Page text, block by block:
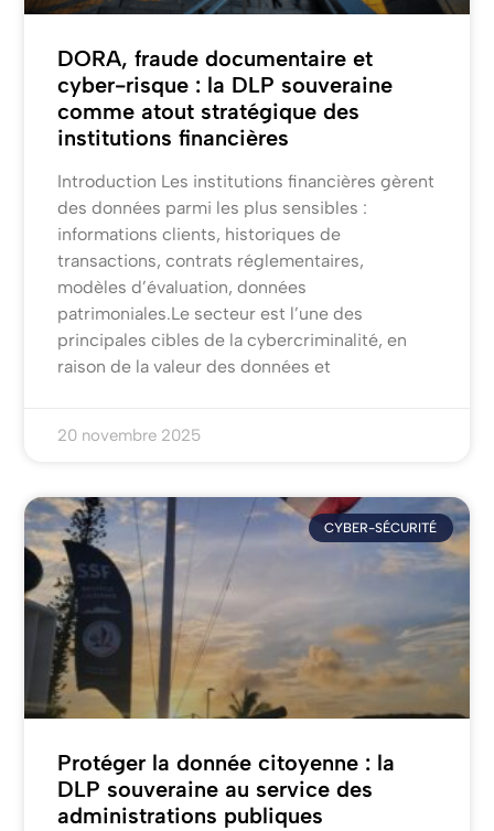
DORA, fraude documentaire et
cyber-risque : la DLP souveraine
comme atout stratégique des
institutions financières
Introduction Les institutions financières gèrent
des données parmi les plus sensibles :
informations clients, historiques de
transactions, contrats réglementaires,
modèles d’évaluation, données
patrimoniales.Le secteur est l’une des
principales cibles de la cybercriminalité, en
raison de la valeur des données et
20 novembre 2025
CYBER-SÉCURITÉ
Protéger la donnée citoyenne : la
DLP souveraine au service des
administrations publiques